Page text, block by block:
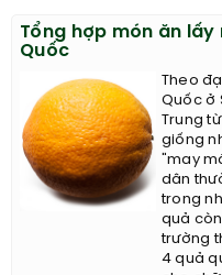
Tổng hợp món ăn
Quốc
Theo
Quốc ở
Trung
giống
"may
dân
trong
quả
trường
4 quả